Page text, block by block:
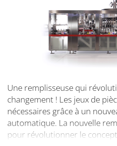
Une remplisseuse qui
changement ! Les jeux de
nécessaires grâce à un
automatique. La nouvelle
pour révolutionner le